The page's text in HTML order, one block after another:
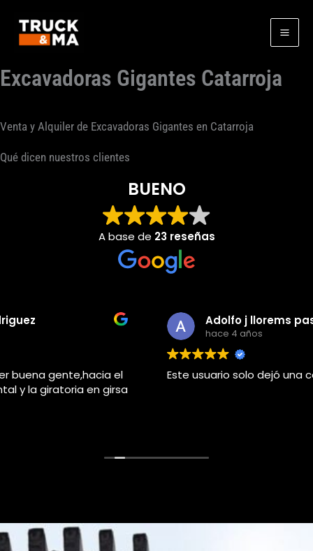
contenido
Excavadoras Gigantes Catarroja
Venta y Alquiler de Excavadoras Gigantes en Catarroja
Qué dicen nuestros clientes
BUENO
A base de 23 reseñas
Adolfo j llorems pastor
Este usuario solo dejó una calificación.